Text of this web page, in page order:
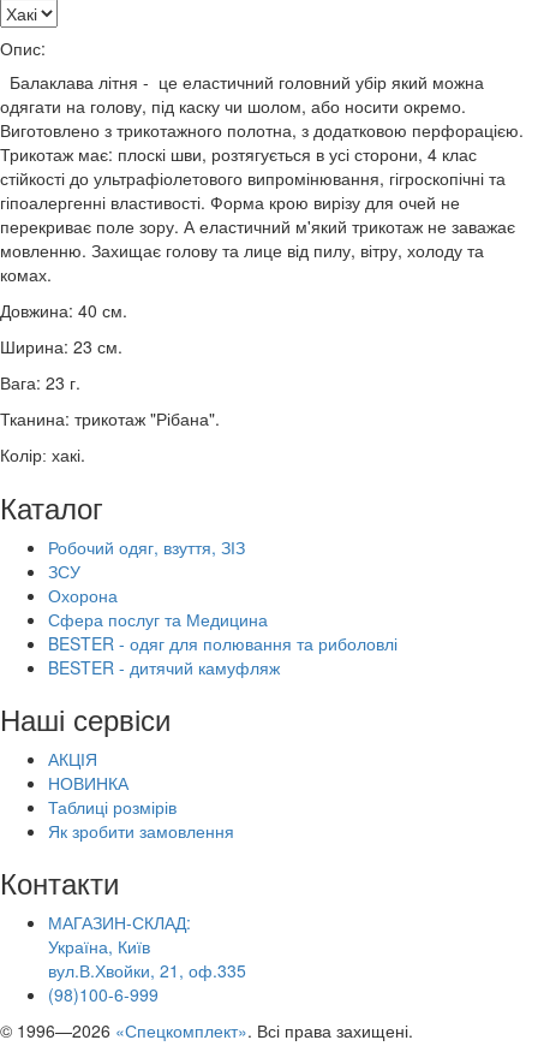
Опис:
Балаклава літня - це еластичний головний убір який можна
одягати на голову, під каску чи шолом, або носити окремо.
Виготовлено з трикотажного полотна, з додатковою перфорацією.
Трикотаж має: плоскі шви, розтягується в усі сторони, 4 клас
стійкості до ультрафіолетового випромінювання, гігроскопічні та
гіпоалергенні властивості. Форма крою вирізу для очей не
перекриває поле зору. А еластичний м'який трикотаж не заважає
мовленню. Захищає голову та лице від пилу, вітру, холоду та
комах.
Довжина: 40 см.
Ширина: 23 см.
Вага: 23 г.
Тканина: трикотаж "Рібана".
Колір: хакі.
Каталог
Робочий одяг, взуття, ЗІЗ
ЗСУ
Охорона
Сфера послуг та Медицина
BESTER - одяг для полювання та риболовлі
BESTER - дитячий камуфляж
Наші сервіси
АКЦІЯ
НОВИНКА
Таблиці розмірів
Як зробити замовлення
Контакти
МАГАЗИН-СКЛАД:
Україна, Київ
вул.В.Хвойки, 21, оф.335
(98)100-6-999
© 1996—2026 «Спецкомплект». Всі права захищені.